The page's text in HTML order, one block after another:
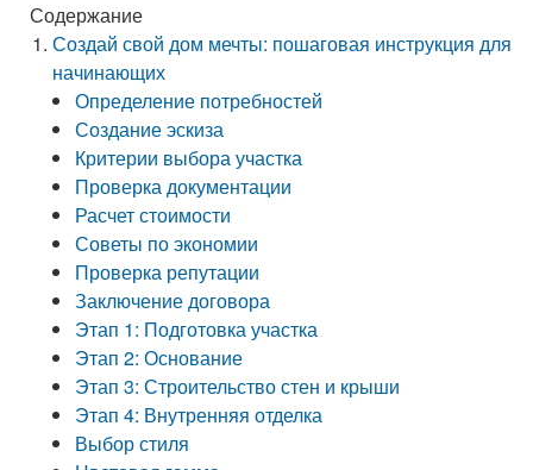
Содержание
Создай свой дом мечты: пошаговая инструкция для
начинающих
Определение потребностей
Создание эскиза
Критерии выбора участка
Проверка документации
Расчет стоимости
Советы по экономии
Проверка репутации
Заключение договора
Этап 1: Подготовка участка
Этап 2: Основание
Этап 3: Строительство стен и крыши
Этап 4: Внутренняя отделка
Выбор стиля